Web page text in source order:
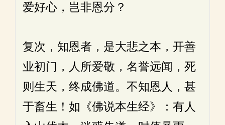
爱好心，岂非恩分？
复次，知恩者，是大悲之本，开善
业初门，人所爱敬，名誉远闻，死
则生天，终成佛道。不知恩人，甚
于畜生！如《佛说本生经》：有人